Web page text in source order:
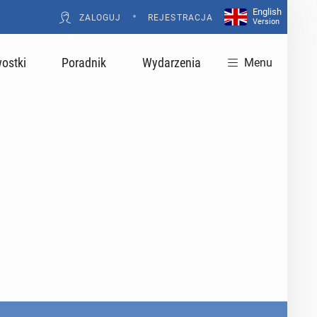
ZALOGUJ • REJESTRACJA
English
Version
Poradnik Wydarzenia Menu